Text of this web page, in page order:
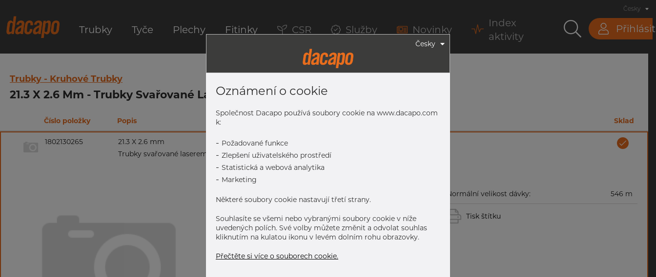
Trubky Tyče Plechy Fitinky CSR Služby Novinky
Index
aktivity
Přihlásit
Česky
Trubky - Kruhové Trubky
21.3 X 2.6 Mm - Trubky Svařované Laserem, 1.4307, EN 10217-7, Žíhaná, Lesklá
Číslo položky Popis Sklad
1802130265
21.3 X 2.6 mm
Trubky svařované laserem, 1.4307, EN 10217-7, žíhaná, lesklá
Normální velikost dávky: 546 m
Tisk štítku
Česky
Oznámení o cookie
Společnost Dacapo používá soubory cookie na www.dacapo.com
k:
- Požadované funkce
- Zlepšení uživatelského prostředí
- Statistická a webová analytika
- Marketing
Některé soubory cookie nastavují třetí strany.
Souhlasíte se všemi nebo vybranými soubory cookie v níže
uvedených polích. Své volby můžete změnit a odvolat souhlas
kliknutím na kulatou ikonu v levém dolním rohu obrazovky.
Přečtěte si více o souborech cookie.